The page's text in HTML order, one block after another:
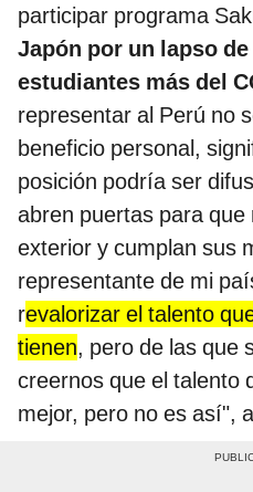
participar programa
Japón por un lapso
estudiantes más del
representar al Perú no
beneficio personal,
posición podría ser
abren puertas para
exterior y cumplan sus
representante de mi
revalorizar el talento
tienen, pero de las que
creernos que el talento
mejor, pero no es así",